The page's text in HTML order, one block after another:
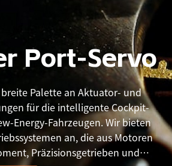
Port-Servo
Palette an Aktuator- und
für die intelligente Cockpit-
Energy-Fahrzeugen. Wir bieten
an, die aus Motoren
Präzisionsgetrieben und